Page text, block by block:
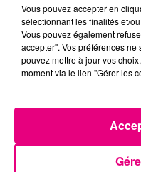
Vous pouvez accepter en
sélectionnant les finalités et/
Vous pouvez également
accepter". Vos préférences
pouvez mettre à jour vos
moment via le lien "Gérer les